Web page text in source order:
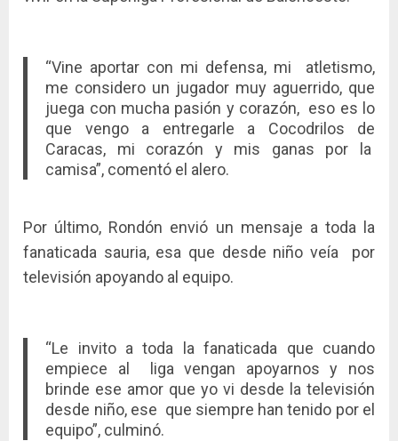
“Vine aportar con mi defensa, mi atletismo,
me considero un jugador muy aguerrido, que
juega con mucha pasión y corazón, eso es lo
que vengo a entregarle a Cocodrilos de
Caracas, mi corazón y mis ganas por la
camisa”, comentó el alero.
Por último, Rondón envió un mensaje a toda la
fanaticada sauria, esa que desde niño veía por
televisión apoyando al equipo.
“Le invito a toda la fanaticada que cuando
empiece al liga vengan apoyarnos y nos
brinde ese amor que yo vi desde la televisión
desde niño, ese que siempre han tenido por el
equipo”, culminó.